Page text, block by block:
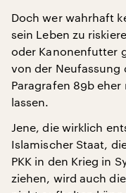
Doch wer wahrhaft
sein Leben zu
oder Kanonenfutter
von der Neufassung
Paragrafen 89b
lassen.
Jene, die wirklich
Islamischer Staat,
PKK in den Krieg in
ziehen, wird auch